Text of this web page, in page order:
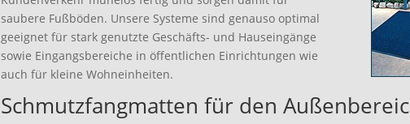
saubere Fußböden. Unsere Systeme sind genauso optimal
geeignet für stark genutzte Geschäfts- und Hauseingänge
sowie Eingangsbereiche in öffentlichen Einrichtungen wie
auch für kleine Wohneinheiten.
Schmutzfangmatten für den